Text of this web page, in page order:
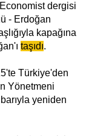
dergisi
- Erdoğan
kapağına
taşıdı.
Türkiye'den
Yönetmeni
yeniden